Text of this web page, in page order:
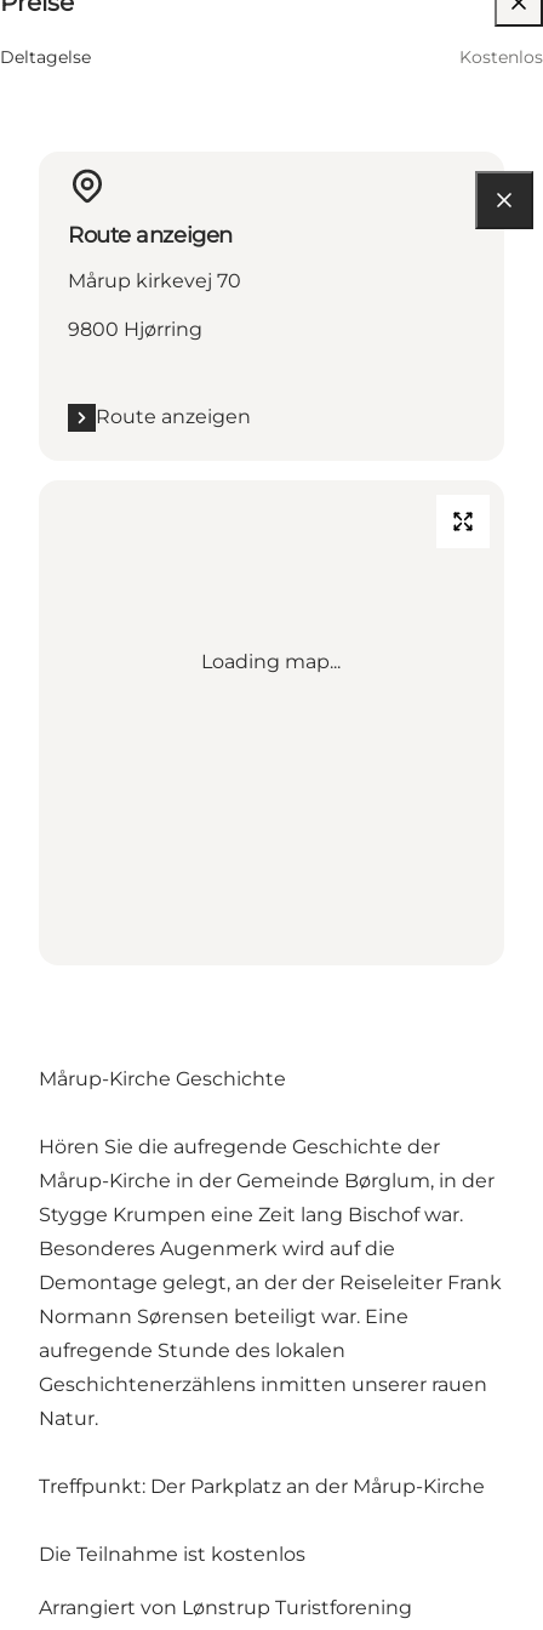
12 August
10:30 AM–11:30 AM
Deltagelse Kostenlos
Route anzeigen
Mårup kirkevej 70
9800 Hjørring
Route anzeigen
Loading map...
Mårup-Kirche Geschichte
Hören Sie die aufregende Geschichte der
Mårup-Kirche in der Gemeinde Børglum, in der
Stygge Krumpen eine Zeit lang Bischof war.
Besonderes Augenmerk wird auf die
Demontage gelegt, an der der Reiseleiter Frank
Normann Sørensen beteiligt war. Eine
aufregende Stunde des lokalen
Geschichtenerzählens inmitten unserer rauen
Natur.
Treffpunkt: Der Parkplatz an der Mårup-Kirche
Die Teilnahme ist kostenlos
Arrangiert von Lønstrup Turistforening